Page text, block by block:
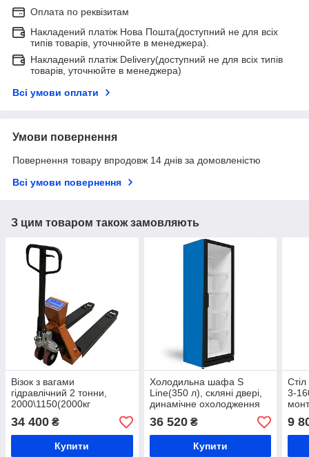
Оплата по реквізитам
Накладений платіж Нова Пошта(доступний не для всіх
типів товарів, уточнюйте в менеджера).
Накладений платіж Delivery(доступний не для всіх типів
товарів, уточнюйте в менеджера)
Всі умови оплати
Умови повернення
Повернення товару впродовж 14 днів за домовленістю
Всі умови повернення
З цим товаром також замовляють
Візок з вагами
гідравлічний 2 тонни,
2000\1150(2000кг
вантажопідйомність) ВПД-
РКН-2т, рокла
34 400 ₴
Купити
Холодильна шафа S
Line(350 л), скляні двері,
динамічне охолодження
36 520₴
Купити
3-
9